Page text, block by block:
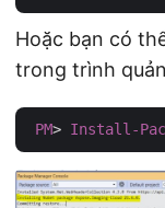
Hoặc bạn có
trong trình
PM> Install-